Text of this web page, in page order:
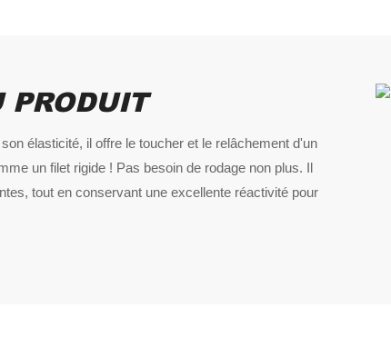
PRODUIT
élasticité, il offre le toucher et le relâchement d'un
un filet rigide ! Pas besoin de rodage non plus. Il
tout en conservant une excellente réactivité pour